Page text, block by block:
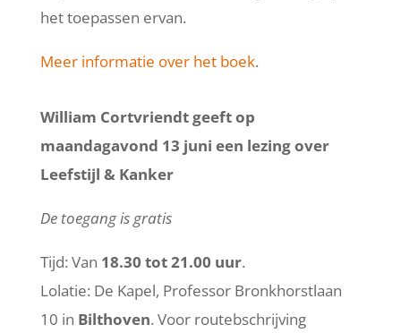
het toepassen ervan.
Meer informatie over het boek.
William Cortvriendt geeft op
maandagavond 13 juni een lezing over
Leefstijl & Kanker
De toegang is gratis
Tijd: Van 18.30 tot 21.00 uur.
Lolatie: De Kapel, Professor Bronkhorstlaan
10 in Bilthoven. Voor routebschrijving